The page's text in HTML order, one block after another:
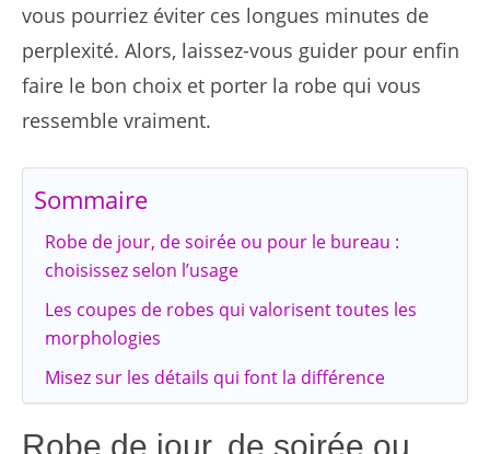
vous pourriez éviter ces longues minutes de
perplexité. Alors, laissez-vous guider pour enfin
faire le bon choix et porter la robe qui vous
ressemble vraiment.
Sommaire
Robe de jour, de soirée ou pour le bureau :
choisissez selon l’usage
Les coupes de robes qui valorisent toutes les
morphologies
Misez sur les détails qui font la différence
Robe de jour, de soirée ou